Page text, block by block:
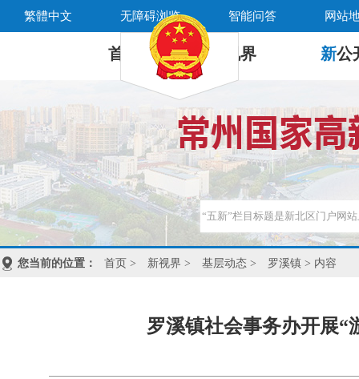
繁體中文 无障碍浏览 智能问答 网站
首 页 新 视界 新公
您当前的位置： 首页 > 新视界 > 基层动态 > 罗溪镇 > 内容
罗溪镇社会事务办开展